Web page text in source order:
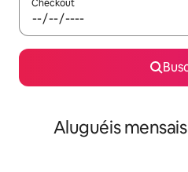
Checkout
Aluguéis